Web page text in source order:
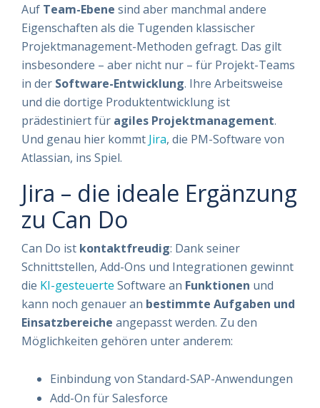
Auf Team-Ebene sind aber manchmal andere
Eigenschaften als die Tugenden klassischer
Projektmanagement-Methoden gefragt. Das gilt
insbesondere – aber nicht nur – für Projekt-Teams
in der Software-Entwicklung. Ihre Arbeitsweise
und die dortige Produktentwicklung ist
prädestiniert für agiles Projektmanagement.
Und genau hier kommt Jira, die PM-Software von
Atlassian, ins Spiel.
Jira – die ideale Ergänzung
zu Can Do
Can Do ist kontaktfreudig: Dank seiner
Schnittstellen, Add-Ons und Integrationen gewinnt
die KI-gesteuerte Software an Funktionen und
kann noch genauer an bestimmte Aufgaben und
Einsatzbereiche angepasst werden. Zu den
Möglichkeiten gehören unter anderem:
Einbindung von Standard-SAP-Anwendungen
Add-On für Salesforce